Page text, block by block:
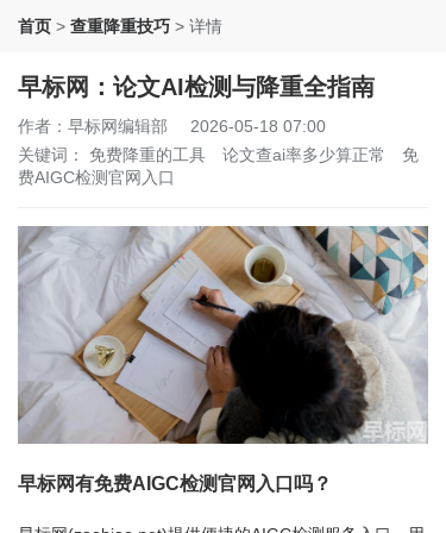
首页 > 查重降重技巧 > 详情
早标网：论文AI检测与降重全指南
作者：早标网编辑部
2026-05-18 07:00
关键词： 免费降重的工具 论文查ai率多少算正常
免
费AIGC检测官网入口
早标网有免费AIGC检测官网入口吗？